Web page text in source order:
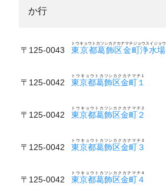
か行
〒125-0043 東京都葛飾区金町浄水場
トウキョウトカツシカクカナマチジョウスイジョウ
〒125-0042 東京都葛飾区金町１
トウキョウトカツシカクカナマチ１
〒125-0042 東京都葛飾区金町２
トウキョウトカツシカクカナマチ２
〒125-0042 東京都葛飾区金町３
トウキョウトカツシカクカナマチ３
〒125-0042 東京都葛飾区金町４
トウキョウトカツシカクカナマチ４